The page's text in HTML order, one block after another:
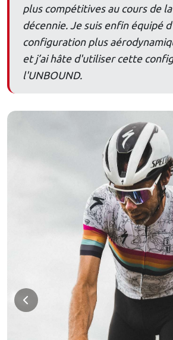
plus compétitives au cours de
décennie. Je suis enfin équipé
configuration plus
et j’ai hâte d'utiliser cette
l'UNBOUND.